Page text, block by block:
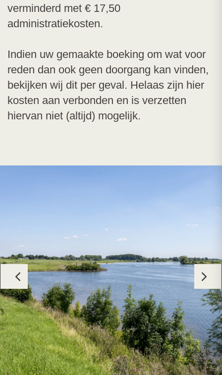
verminderd met € 17,50
administratiekosten.
Indien uw gemaakte boeking om wat voor
reden dan ook geen doorgang kan vinden,
bekijken wij dit per geval. Helaas zijn hier
kosten aan verbonden en is verzetten
hiervan niet (altijd) mogelijk.